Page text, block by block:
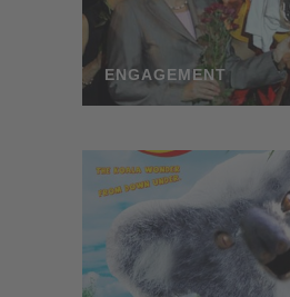
ENGAGEMENT